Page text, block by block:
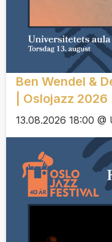
Ben Wendel &
| Oslojazz 2026
13.08.2026 18:00